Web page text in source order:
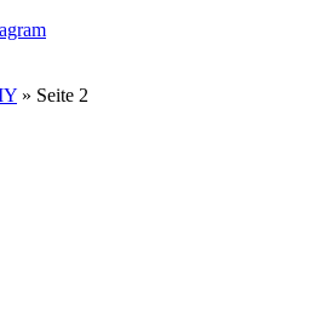
» Seite 2